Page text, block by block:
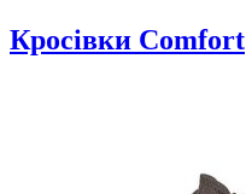
Кросівки Comfort